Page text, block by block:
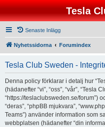
Tesla
Senaste Inlägg
Nyhetssidorna Forumindex
Tesla Club Sweden -
Denna policy förklarar i detalj hur
(hädanefter “vi”, “oss”, “vår”, “Tesla
“https://teslaclubsweden.se/forum”)
“deras”, “phpBB mjukvara”,
Teams”) använder information som
webbplatsen (hädanefter “din